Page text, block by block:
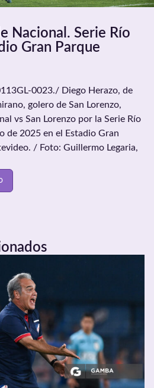
Nacional. Serie Río
Gran Parque
0023./ Diego Herazo, de
golero de San Lorenzo,
vs San Lorenzo por la Serie Río
de 2025 en el Estadio Gran
/ Foto: Guillermo Legaria,